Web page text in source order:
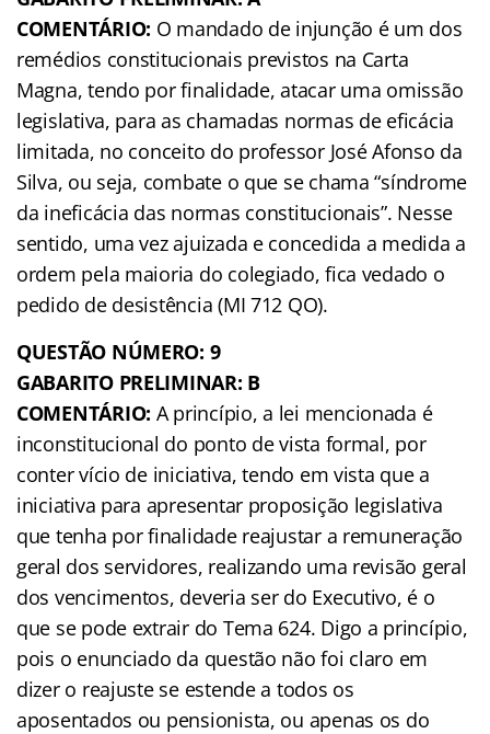
COMENTÁRIO: O mandado de injunção é um dos
remédios constitucionais previstos na Carta
Magna, tendo por finalidade, atacar uma omissão
legislativa, para as chamadas normas de eficácia
limitada, no conceito do professor José Afonso da
Silva, ou seja, combate o que se chama “síndrome
da ineficácia das normas constitucionais”. Nesse
sentido, uma vez ajuizada e concedida a medida a
ordem pela maioria do colegiado, fica vedado o
pedido de desistência (MI 712 QO).
QUESTÃO NÚMERO: 9
GABARITO PRELIMINAR: B
COMENTÁRIO: A princípio, a lei mencionada é
inconstitucional do ponto de vista formal, por
conter vício de iniciativa, tendo em vista que a
iniciativa para apresentar proposição legislativa
que tenha por finalidade reajustar a remuneração
geral dos servidores, realizando uma revisão geral
dos vencimentos, deveria ser do Executivo, é o
que se pode extrair do Tema 624. Digo a princípio,
pois o enunciado da questão não foi claro em
dizer o reajuste se estende a todos os
aposentados ou pensionista, ou apenas os do